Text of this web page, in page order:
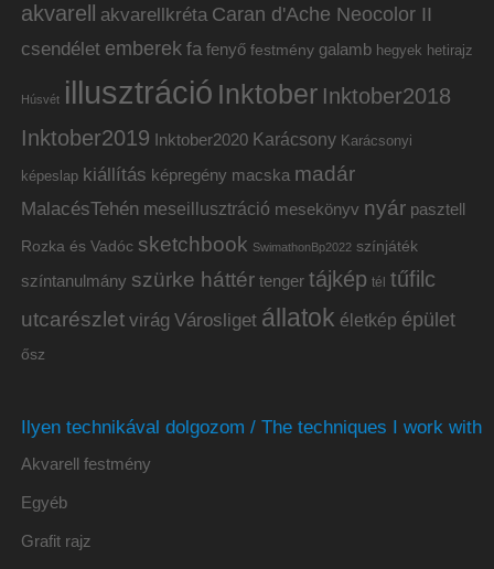
akvarell akvarellkréta Caran d'Ache Neocolor II
csendélet emberek fa fenyő festmény galamb hegyek hetirajz
Húsvét illusztráció Inktober Inktober2018
Inktober2019 Inktober2020 Karácsony Karácsonyi
képeslap kiállítás képregény macska madár
MalacésTehén meseillusztráció mesekönyv nyár pasztell
Rozka és Vadóc sketchbook SwimathonBp2022 színjáték
színtanulmány szürke háttér tenger tájkép tél tűfilc
utcarészlet virág Városliget állatok életkép épület
ősz
Ilyen technikával dolgozom / The techniques I work with
Akvarell festmény
Egyéb
Grafit rajz